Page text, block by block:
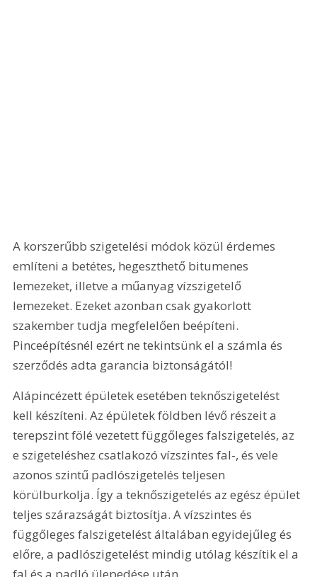
A korszerűbb szigetelési módok közül érdemes
említeni a betétes, hegeszthető bitumenes
lemezeket, illetve a műanyag vízszigetelő
lemezeket. Ezeket azonban csak gyakorlott
szakember tudja megfelelően beépíteni.
Pinceépítésnél ezért ne tekintsünk el a számla és
szerződés adta garancia biztonságától!
Alápincézett épületek esetében teknőszigetelést
kell készíteni. Az épületek földben lévő részeit a
terepszint fölé vezetett függőleges falszigetelés, az
e szigeteléshez csatlakozó vízszintes fal-, és vele
azonos szintű padlószigetelés teljesen
körülburkolja. Így a teknőszigetelés az egész épület
teljes szárazságát biztosítja. A vízszintes és
függőleges falszigetelést általában egyidejűleg és
előre, a padlószigetelést mindig utólag készítik el a